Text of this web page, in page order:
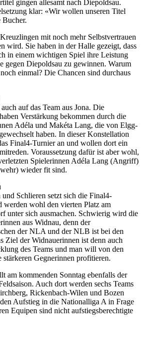
gingen allesamt nach Diepoldsau.
klar: «Wir wollen unseren Titel
Bucher.
mit noch mehr Selbstvertrauen
wird. Sie haben in der Halle gezeigt, dass
in einem wichtigen Spiel ihre Leistung
gegen Diepoldsau zu gewinnen. Warum
einmal? Die Chancen sind durchaus
auf das Team aus Jona. Die
Verstärkung bekommen durch die
Adéla und Makéta Lang, die von Elgg-
haben. In dieser Konstellation
Final4-Turnier an und wollen dort ein
Voraussetzung dafür ist aber wohl,
Spielerinnen Adéla Lang (Angriff)
wieder fit sind.
Schlieren setzt sich die Final4-
werden wohl den vierten Platz am
unter sich ausmachen. Schwierig wird die
aus Widnau, denn der
der NLA und der NLB ist bei den
Ziel der Widnauerinnen ist denn auch
des Teams und man will von den
stärkeren Gegnerinnen profitieren.
am kommenden Sonntag ebenfalls der
Auch dort werden sechs Teams
Rickenbach-Wilen und Bozen
Aufstieg in die Nationalliga A in Frage
Equipen sind nicht aufstiegsberechtigte